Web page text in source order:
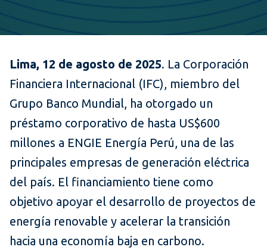
Lima, 12 de agosto de 2025. La Corporación
Financiera Internacional (IFC), miembro del
Grupo Banco Mundial, ha otorgado un
préstamo corporativo de hasta US$600
millones a ENGIE Energía Perú, una de las
principales empresas de generación eléctrica
del país. El financiamiento tiene como
objetivo apoyar el desarrollo de proyectos de
energía renovable y acelerar la transición
hacia una economía baja en carbono.